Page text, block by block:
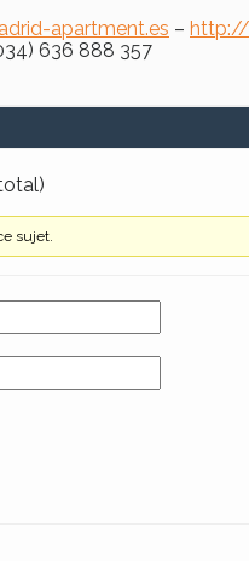
apartment.es – http://
636 888 357
sujet.